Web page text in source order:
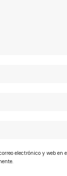
electrónico y web en